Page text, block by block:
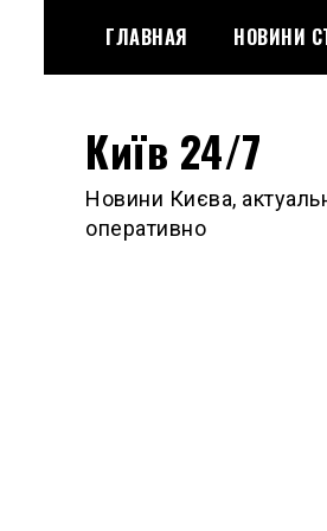
content
ГЛАВНАЯ НОВИНИ
Київ 24/7
Новини Києва,
оперативно